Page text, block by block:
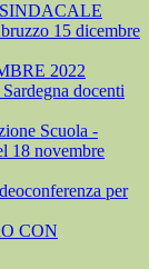
15 dicembre
2022
docenti
Scuola -
18 novembre
per
CON